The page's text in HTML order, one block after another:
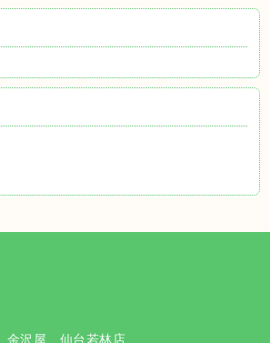
金沢屋 仙台若林店